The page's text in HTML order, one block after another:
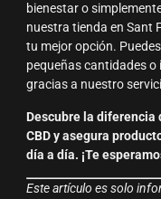
bienestar o
nuestra tienda en Sant
tu mejor opción. Puedes
pequeñas cantidades
gracias a nuestro
Descubre la diferencia
CBD y asegura
día a día. ¡Te
Este artículo es solo